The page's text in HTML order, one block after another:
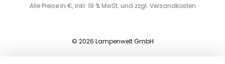
Alle Preise in €, inkl. 19 % MwSt. und zzgl. Versandkosten
© 2026 Lampenwelt GmbH